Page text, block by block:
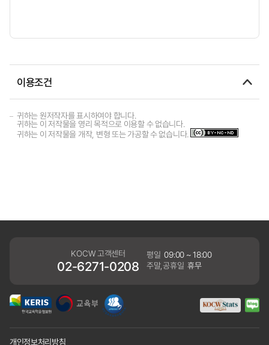
이용조건
귀하는 원저작자를 표시하여야 합니다.
귀하는 이 저작물을 영리 목적으로 이용할 수 없습니다.
귀하는 이 저작물을 개작, 변형 또는 가공할 수 없습니다.
KOCW 고객센터
02-6271-0208
평일 09:00 ~ 18:00
주말,공휴일 휴무
개인정보처리방침